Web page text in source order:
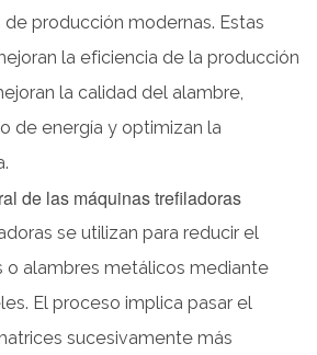
producción modernas. Estas
la eficiencia de la producción
la calidad del alambre,
de energía y optimizan la
de las máquinas trefiladoras
se utilizan para reducir el
o alambres metálicos mediante
El proceso implica pasar el
sucesivamente más